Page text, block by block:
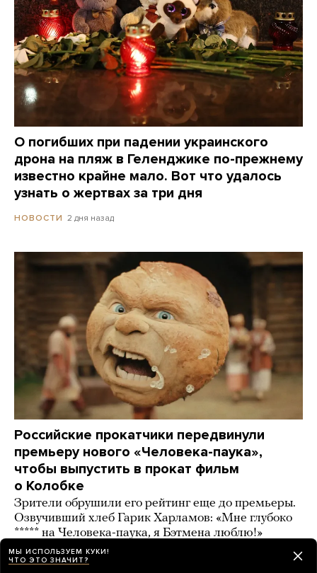
О погибших при падении украинского
дрона на пляж в Геленджике по-прежнему
известно крайне мало. Вот что удалось
узнать о жертвах за три дня
НОВОСТИ 2 дня назад
Российские прокатчики передвинули
премьеру нового «Человека-паука»,
чтобы выпустить в прокат фильм
о Колобке
Зрители обрушили его рейтинг еще до премьеры.
Озвучивший хлеб Гарик Харламов: «Мне глубоко
***** на Человека-паука, я Бэтмена люблю!»
ИСТОРИИ 2 дня назад
МЫ ИСПОЛЬЗУЕМ КУКИ!
ЧТО ЭТО ЗНАЧИТ?